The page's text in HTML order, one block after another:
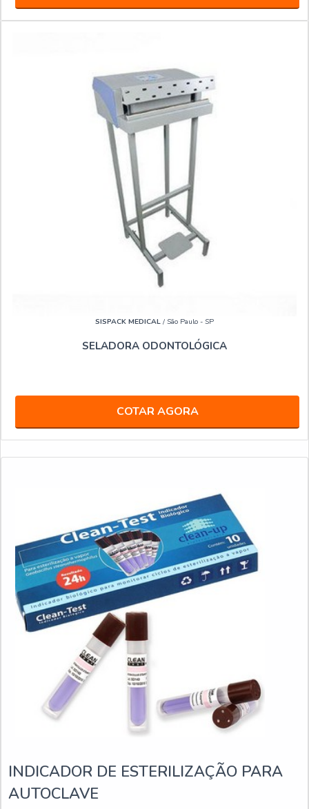
SISPACK MEDICAL / São Paulo - SP
SELADORA ODONTOLÓGICA
COTAR AGORA
INDICADOR DE ESTERILIZAÇÃO PARA
AUTOCLAVE